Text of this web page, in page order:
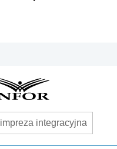
impreza integracyjna